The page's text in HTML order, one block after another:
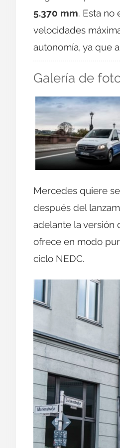
5.370 mm. Esta no
velocidades
autonomía, ya que
Galería de
Mercedes quiere
después del
adelante la versión
ofrece en modo
ciclo NEDC.